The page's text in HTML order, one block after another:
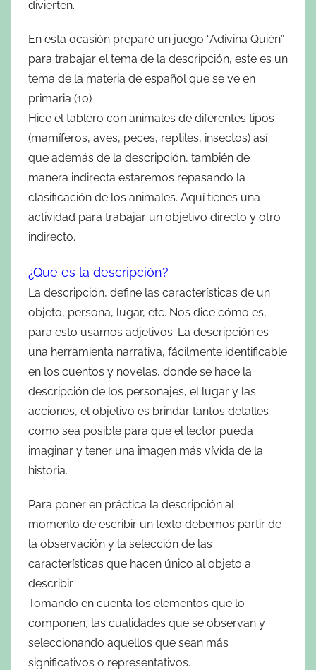
divierten.
En esta ocasión preparé un juego “Adivina Quién”
para trabajar el tema de la descripción, este es un
tema de la materia de español que se ve en
primaria (1o)
Hice el tablero con animales de diferentes tipos
(mamíferos, aves, peces, reptiles, insectos) así
que además de la descripción, también de
manera indirecta estaremos repasando la
clasificación de los animales. Aquí tienes una
actividad para trabajar un objetivo directo y otro
indirecto.
¿Qué es la descripción?
La descripción, define las características de un
objeto, persona, lugar, etc. Nos dice cómo es,
para esto usamos adjetivos. La descripción es
una herramienta narrativa, fácilmente identificable
en los cuentos y novelas, donde se hace la
descripción de los personajes, el lugar y las
acciones, el objetivo es brindar tantos detalles
como sea posible para que el lector pueda
imaginar y tener una imagen más vívida de la
historia.
Para poner en práctica la descripción al
momento de escribir un texto debemos partir de
la observación y la selección de las
características que hacen único al objeto a
describir.
Tomando en cuenta los elementos que lo
componen, las cualidades que se observan y
seleccionando aquellos que sean más
significativos o representativos.